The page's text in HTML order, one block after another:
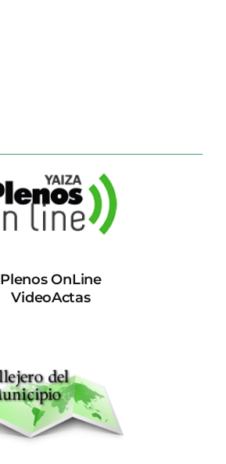
Plenos OnLine
VideoActas